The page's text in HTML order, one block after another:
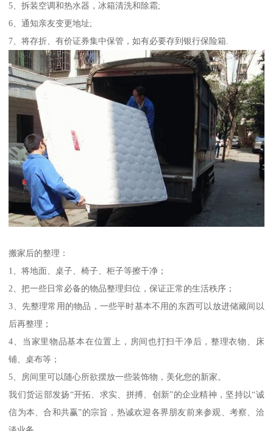
5、拆装空调和热水器，冰箱清洗和除霜;
6、通知亲友变更地址;
7、将存折、有价证券集中保管，如有必要存到银行保险箱.
搬家后的整理：
1、将地面、桌子、椅子、柜子等擦干净；
2、把一些日常必备的物品整理归位，保证正常的生活秩序；
3、先整理常用的物品，一些平时基本不用的东西可以放进储藏间以
后再整理；
4、当家里物品基本在位置上，房间也打扫干净后，整理衣物、床
铺、桌布等；
5、房间里可以随心所欲摆放一些装饰物，美化您的新家。
我们货运部发扬“开拓、求实、拼搏、创新”的企业精神，坚持以“诚
信为本、合和共赢”的宗旨，热诚欢迎各界朋友前来参观、考察、洽